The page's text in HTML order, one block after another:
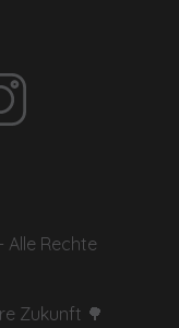
Rechte
Zukunft 🌳